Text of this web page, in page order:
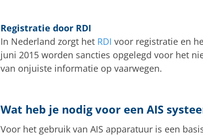
Registratie door RDI
In Nederland zorgt het RDI voor registratie en
juni 2015 worden sancties opgelegd voor het
van onjuiste informatie op vaarwegen.
Wat heb je nodig voor een AIS
Voor het gebruik van AIS apparatuur is een